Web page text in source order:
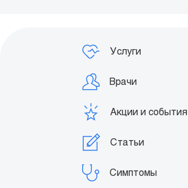
Услуги
Врачи
Акции и события
Статьи
Симптомы